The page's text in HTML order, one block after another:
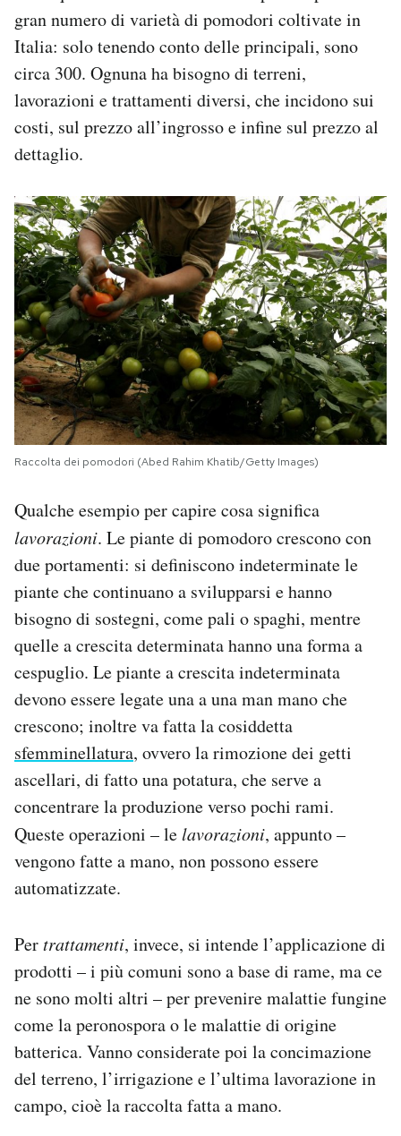
gran numero di varietà di pomodori coltivate in
Italia: solo tenendo conto delle principali, sono
circa 300. Ognuna ha bisogno di terreni,
lavorazioni e trattamenti diversi, che incidono sui
costi, sul prezzo all’ingrosso e infine sul prezzo al
dettaglio.
Raccolta dei pomodori (Abed Rahim Khatib/Getty Images)
Qualche esempio per capire cosa significa
lavorazioni. Le piante di pomodoro crescono con
due portamenti: si definiscono indeterminate le
piante che continuano a svilupparsi e hanno
bisogno di sostegni, come pali o spaghi, mentre
quelle a crescita determinata hanno una forma a
cespuglio. Le piante a crescita indeterminata
devono essere legate una a una man mano che
crescono; inoltre va fatta la cosiddetta
sfemminellatura, ovvero la rimozione dei getti
ascellari, di fatto una potatura, che serve a
concentrare la produzione verso pochi rami.
Queste operazioni – lelavorazioni, appunto –
vengono fatte a mano, non possono essere
automatizzate.
Pertrattamenti, invece, si intende l’applicazione di
prodotti – i più comuni sono a base di rame, ma ce
ne sono molti altri – per prevenire malattie fungine
come la peronospora o le malattie di origine
batterica. Vanno considerate poi la concimazione
del terreno, l’irrigazione e l’ultima lavorazione in
campo, cioè la raccolta fatta a mano.